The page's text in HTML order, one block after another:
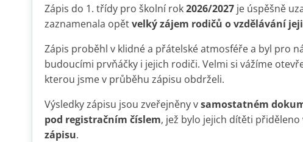
Zápis do 1. třídy pro školní rok2026/2027 je úspěšně
zaznamenala opětvelký zájem rodičů o vzdělávání
Zápis proběhl v klidné a přátelské atmosféře a byl pro
budoucími prvňáčky i jejich rodiči. Velmi si vážíme
kterou jsme v průběhu zápisu obdrželi.
Výsledky zápisu jsou zveřejněny vsamostatném
pod registračním číslem, jež bylo jejich dítěti
zápisu.